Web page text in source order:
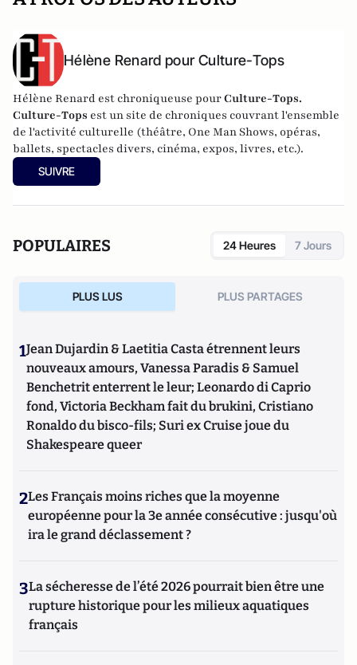
Hélène Renard pour Culture-Tops
Hélène Renard est chroniqueuse pourCulture-Tops.
Culture-Tops est un site de chroniques couvrant l'ensemble
de l'activité culturelle (théâtre, One Man Shows, opéras,
ballets, spectacles divers, cinéma, expos, livres, etc.).
SUIVRE
POPULAIRES 24 Heures 7 Jours
PLUS LUS PLUS PARTAGES
1Jean Dujardin & Laetitia Casta étrennent leurs
nouveaux amours, Vanessa Paradis & Samuel
Benchetrit enterrent le leur; Leonardo di Caprio
fond, Victoria Beckham fait du brukini, Cristiano
Ronaldo du bisco-fils; Suri ex Cruise joue du
Shakespeare queer
2Les Français moins riches que la moyenne
européenne pour la 3e année consécutive : jusqu'où
ira le grand déclassement ?
3La sécheresse de l’été 2026 pourrait bien être une
rupture historique pour les milieux aquatiques
français